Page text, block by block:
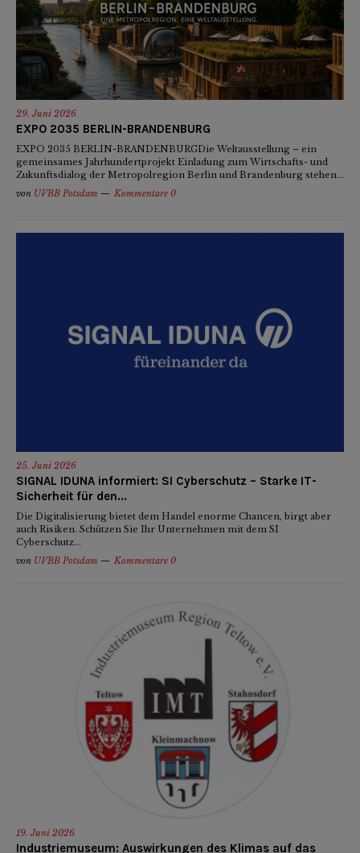
29. Juni 2026
EXPO 2035 BERLIN-BRANDENBURG
EXPO 2035 BERLIN-BRANDENBURGDie Weltausstellung – ein
gemeinsames Jahrhundertprojekt Einladung zum Wirtschafts- und
Zukunftsdialog der Metropolregion Berlin und Brandenburg stehen...
von UVBB Potsdam Kommentare 0
25. Juni 2026
SIGNAL IDUNA informiert: SI Cyberschutz – Starke IT-
Sicherheit für den...
Die Digitalisierung bietet dem Handel enorme Chancen, birgt aber
auch Risiken. Schützen Sie Ihr Unternehmen mit dem SI
Cyberschutz...
von UVBB Potsdam Kommentare 0
19. Juni 2026
Industriemuseum: Auswirkungen des Klimas auf das